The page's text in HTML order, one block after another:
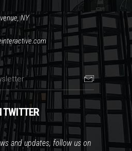
NY
TWITTER
and updates, follow us on